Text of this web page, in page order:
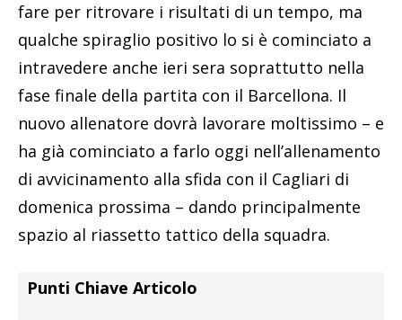
fare per ritrovare i risultati di un tempo, ma
qualche spiraglio positivo lo si è cominciato a
intravedere anche ieri sera soprattutto nella
fase finale della partita con il Barcellona. Il
nuovo allenatore dovrà lavorare moltissimo – e
ha già cominciato a farlo oggi nell’allenamento
di avvicinamento alla sfida con il Cagliari di
domenica prossima – dando principalmente
spazio al riassetto tattico della squadra.
Punti Chiave Articolo